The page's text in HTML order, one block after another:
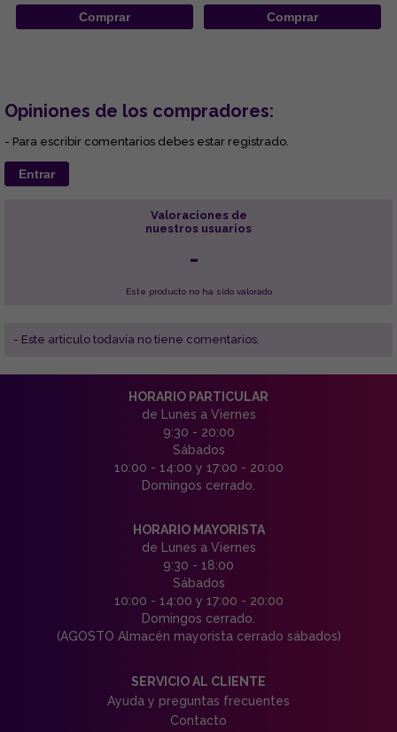
Comprar Comprar
Opiniones de los compradores:
- Para escribir comentarios debes estar registrado.
Entrar
Valoraciones de
nuestros usuarios
-
Este producto no ha sido valorado
- Este articulo todavía no tiene comentarios.
HORARIO PARTICULAR
de Lunes a Viernes
9:30 - 20:00
Sábados
10:00 - 14:00 y 17:00 - 20:00
Domingos cerrado.
HORARIO MAYORISTA
de Lunes a Viernes
9:30 - 18:00
Sábados
10:00 - 14:00 y 17:00 - 20:00
Domingos cerrado.
(AGOSTO Almacén mayorista cerrado sábados)
SERVICIO AL CLIENTE
Ayuda y preguntas frecuentes
Contacto